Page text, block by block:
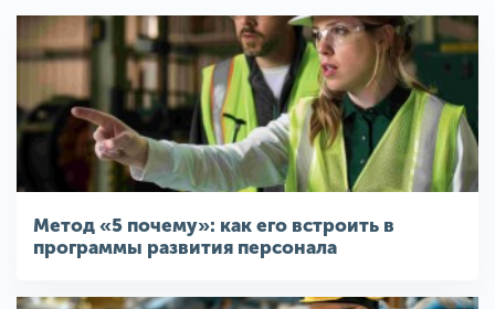
Метод «5 почему»: как его встроить в
программы развития персонала